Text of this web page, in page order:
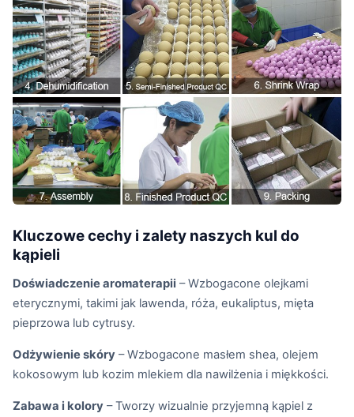
Kluczowe cechy i zalety naszych kul do
kąpieli
Doświadczenie aromaterapii – Wzbogacone olejkami
eterycznymi, takimi jak lawenda, róża, eukaliptus, mięta
pieprzowa lub cytrusy.
Odżywienie skóry – Wzbogacone masłem shea, olejem
kokosowym lub kozim mlekiem dla nawilżenia i miękkości.
Zabawa i kolory – Tworzy wizualnie przyjemną kąpiel z